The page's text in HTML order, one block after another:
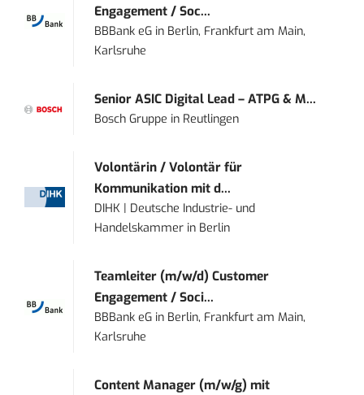
Engagement / Soc...
BBBank eG in Berlin, Frankfurt am Main,
Karlsruhe
Senior ASIC Digital Lead – ATPG & M...
Bosch Gruppe in Reutlingen
Volontärin / Volontär für
Kommunikation mit d...
DIHK | Deutsche Industrie- und
Handelskammer in Berlin
Teamleiter (m/w/d) Customer
Engagement / Soci...
BBBank eG in Berlin, Frankfurt am Main,
Karlsruhe
Content Manager (m/w/g) mit